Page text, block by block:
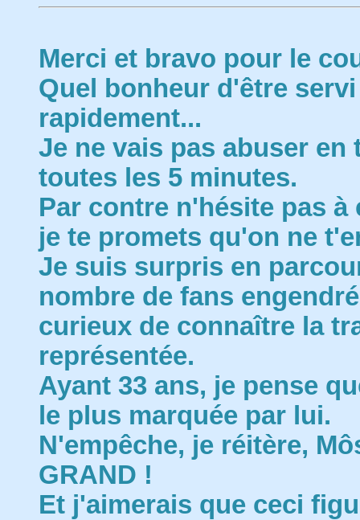
Merci et bravo pour le
Quel bonheur d'être
rapidement...
Je ne vais pas abuser
toutes les 5 minutes.
Par contre n'hésite pas
je te promets qu'on ne
Je suis surpris en
nombre de fans
curieux de connaître la
représentée.
Ayant 33 ans, je pense
le plus marquée par lui.
N'empêche, je réitère,
GRAND !
Et j'aimerais que ceci